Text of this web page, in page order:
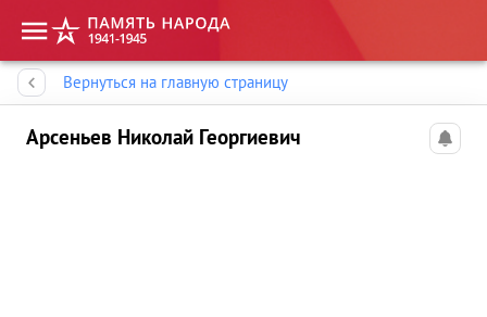
Вернуться на главную страницу
Арсеньев Николай Георгиевич
Память народа